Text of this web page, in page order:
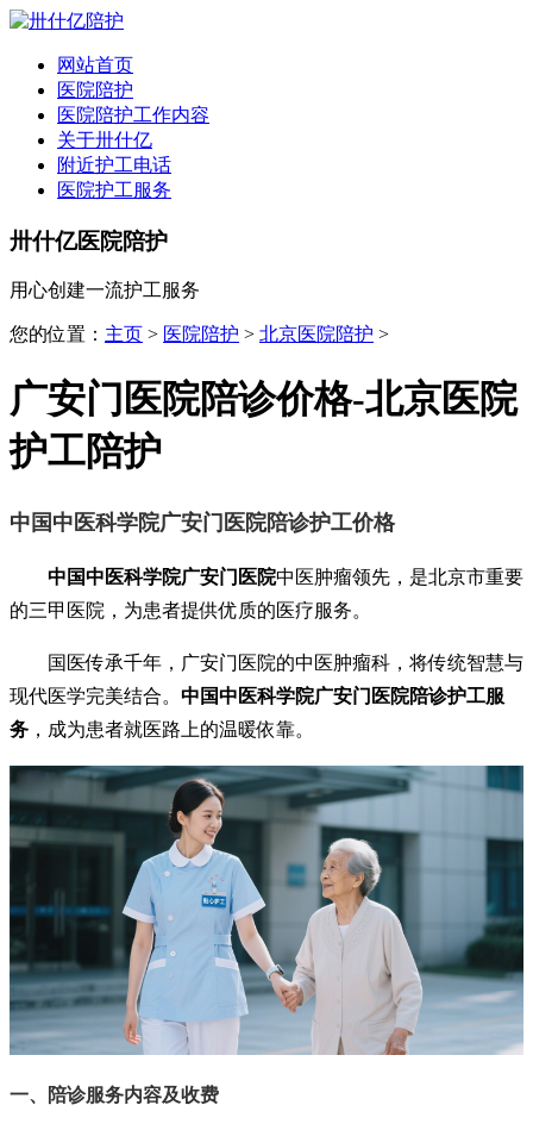
网站首页
医院陪护
医院陪护工作内容
关于卅什亿
附近护工电话
医院护工服务
卅什亿医院陪护
用心创建一流护工服务
您的位置： 主页 > 医院陪护 > 北京医院陪护 >
广安门医院陪诊价格-北京医院
护工陪护
中国中医科学院广安门医院陪诊护工价格
中国中医科学院广安门医院中医肿瘤领先，是北京市重要
的三甲医院，为患者提供优质的医疗服务。
国医传承千年，广安门医院的中医肿瘤科，将传统智慧与
现代医学完美结合。 中国中医科学院广安门医院陪诊护工服
务 ，成为患者就医路上的温暖依靠。
一、陪诊服务内容及收费